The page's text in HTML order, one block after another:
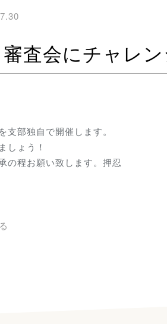
査会にチャレン
部独自で開催します。
しょう！
の程お願い致します。押忍